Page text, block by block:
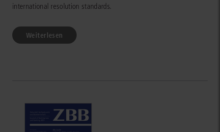
international resolution standards.
Weiterlesen